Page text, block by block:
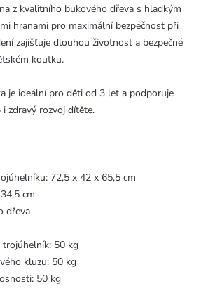
z kvalitního bukového dřeva s hladkým
hranami pro maximální bezpečnost při
zajišťuje dlouhou životnost a bezpečné
koutku.
je ideální pro děti od 3 let a podporuje
zdravý rozvoj dítěte.
72,5 x 42 x 65,5 cm
cm
dřeva
trojúhelník: 50 kg
kluzu: 50 kg
50 kg